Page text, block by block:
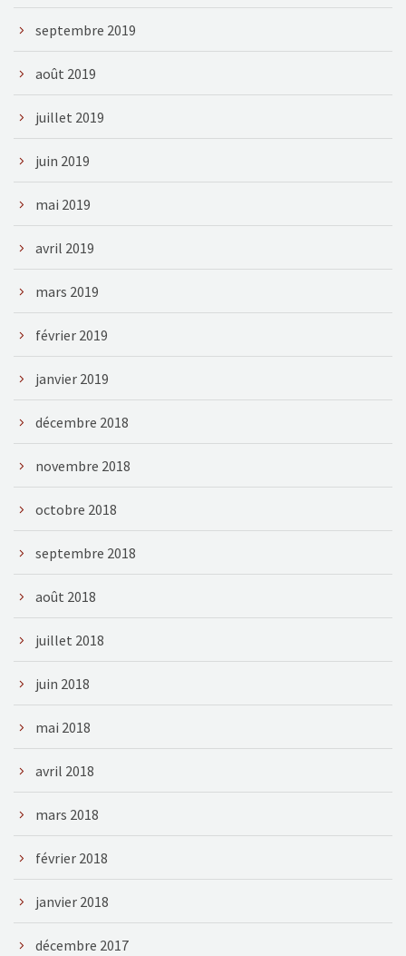
septembre 2019
août 2019
juillet 2019
juin 2019
mai 2019
avril 2019
mars 2019
février 2019
janvier 2019
décembre 2018
novembre 2018
octobre 2018
septembre 2018
août 2018
juillet 2018
juin 2018
mai 2018
avril 2018
mars 2018
février 2018
janvier 2018
décembre 2017